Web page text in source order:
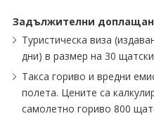
Задължителни
Туристическа виза
дни) в размер на 30
Такса гориво и вредни
полета. Цените са
самолетно гориво 800